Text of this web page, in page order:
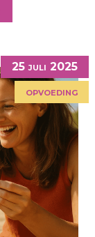
25 juli 2025
opvoeding